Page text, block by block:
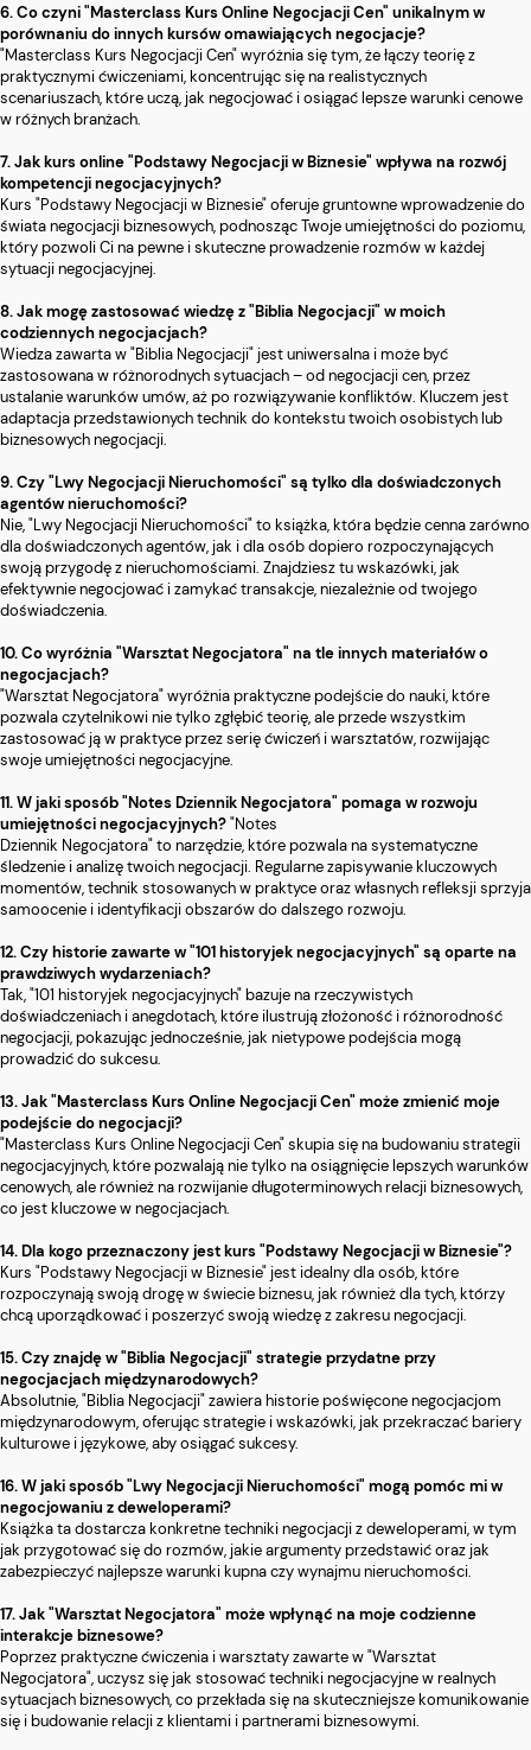
6. Co czyni "Masterclass Kurs Online Negocjacji Cen" unikalnym w
porównaniu do innych kursów omawiających negocjacje?
"Masterclass Kurs Negocjacji Cen" wyróżnia się tym, że łączy teorię z
praktycznymi ćwiczeniami, koncentrując się na realistycznych
scenariuszach, które uczą, jak negocjować i osiągać lepsze warunki cenowe
w różnych branżach.
7. Jak kurs online "Podstawy Negocjacji w Biznesie" wpływa na rozwój
kompetencji negocjacyjnych?
Kurs "Podstawy Negocjacji w Biznesie" oferuje gruntowne wprowadzenie do
świata negocjacji biznesowych, podnosząc Twoje umiejętności do poziomu,
który pozwoli Ci na pewne i skuteczne prowadzenie rozmów w każdej
sytuacji negocjacyjnej.
8. Jak mogę zastosować wiedzę z "Biblia Negocjacji" w moich
codziennych negocjacjach?
Wiedza zawarta w "Biblia Negocjacji" jest uniwersalna i może być
zastosowana w różnorodnych sytuacjach – od negocjacji cen, przez
ustalanie warunków umów, aż po rozwiązywanie konfliktów. Kluczem jest
adaptacja przedstawionych technik do kontekstu twoich osobistych lub
biznesowych negocjacji.
9. Czy "Lwy Negocjacji Nieruchomości" są tylko dla doświadczonych
agentów nieruchomości?
Nie, "Lwy Negocjacji Nieruchomości" to książka, która będzie cenna zarówno
dla doświadczonych agentów, jak i dla osób dopiero rozpoczynających
swoją przygodę z nieruchomościami. Znajdziesz tu wskazówki, jak
efektywnie negocjować i zamykać transakcje, niezależnie od twojego
doświadczenia.
10. Co wyróżnia "Warsztat Negocjatora" na tle innych materiałów o
negocjacjach?
"Warsztat Negocjatora" wyróżnia praktyczne podejście do nauki, które
pozwala czytelnikowi nie tylko zgłębić teorię, ale przede wszystkim
zastosować ją w praktyce przez serię ćwiczeń i warsztatów, rozwijając
swoje umiejętności negocjacyjne.
11. W jaki sposób "Notes Dziennik Negocjatora" pomaga w rozwoju
umiejętności negocjacyjnych?"Notes
Dziennik Negocjatora" to narzędzie, które pozwala na systematyczne
śledzenie i analizę twoich negocjacji. Regularne zapisywanie kluczowych
momentów, technik stosowanych w praktyce oraz własnych refleksji sprzyja
samoocenie i identyfikacji obszarów do dalszego rozwoju.
12. Czy historie zawarte w "101 historyjek negocjacyjnych" są oparte na
prawdziwych wydarzeniach?
Tak, "101 historyjek negocjacyjnych" bazuje na rzeczywistych
doświadczeniach i anegdotach, które ilustrują złożoność i różnorodność
negocjacji, pokazując jednocześnie, jak nietypowe podejścia mogą
prowadzić do sukcesu.
13. Jak "Masterclass Kurs Online Negocjacji Cen" może zmienić moje
podejście do negocjacji?
"Masterclass Kurs Online Negocjacji Cen" skupia się na budowaniu strategii
negocjacyjnych, które pozwalają nie tylko na osiągnięcie lepszych warunków
cenowych, ale również na rozwijanie długoterminowych relacji biznesowych,
co jest kluczowe w negocjacjach.
14. Dla kogo przeznaczony jest kurs "Podstawy Negocjacji w Biznesie"?
Kurs "Podstawy Negocjacji w Biznesie" jest idealny dla osób, które
rozpoczynają swoją drogę w świecie biznesu, jak również dla tych, którzy
chcą uporządkować i poszerzyć swoją wiedzę z zakresu negocjacji.
15. Czy znajdę w "Biblia Negocjacji" strategie przydatne przy
negocjacjach międzynarodowych?
Absolutnie, "Biblia Negocjacji" zawiera historie poświęcone negocjacjom
międzynarodowym, oferując strategie i wskazówki, jak przekraczać bariery
kulturowe i językowe, aby osiągać sukcesy.
16. W jaki sposób "Lwy Negocjacji Nieruchomości" mogą pomóc mi w
negocjowaniu z deweloperami?
Książka ta dostarcza konkretne techniki negocjacji z deweloperami, w tym
jak przygotować się do rozmów, jakie argumenty przedstawić oraz jak
zabezpieczyć najlepsze warunki kupna czy wynajmu nieruchomości.
17. Jak "Warsztat Negocjatora" może wpłynąć na moje codzienne
interakcje biznesowe?
Poprzez praktyczne ćwiczenia i warsztaty zawarte w "Warsztat
Negocjatora", uczysz się jak stosować techniki negocjacyjne w realnych
sytuacjach biznesowych, co przekłada się na skuteczniejsze komunikowanie
się i budowanie relacji z klientami i partnerami biznesowymi.